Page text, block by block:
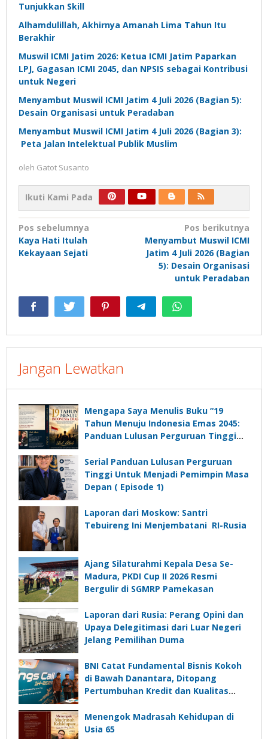
Tunjukkan Skill
Alhamdulillah, Akhirnya Amanah Lima Tahun Itu
Berakhir
Muswil ICMI Jatim 2026: Ketua ICMI Jatim Paparkan
LPJ, Gagasan ICMI 2045, dan NPSIS sebagai Kontribusi
untuk Negeri
Menyambut Muswil ICMI Jatim 4 Juli 2026 (Bagian 5):
Desain Organisasi untuk Peradaban
Menyambut Muswil ICMI Jatim 4 Juli 2026 (Bagian 3):
Peta Jalan Intelektual Publik Muslim
oleh Gatot Susanto
Ikuti Kami Pada
Navigasi
pos
Pos sebelumnya
Kaya Hati Itulah
Kekayaan Sejati
Pos berikutnya
Menyambut Muswil ICMI
Jatim 4 Juli 2026 (Bagian
5): Desain Organisasi
untuk Peradaban
Jangan Lewatkan
Mengapa Saya Menulis Buku “19
Tahun Menuju Indonesia Emas 2045:
Panduan Lulusan Perguruan Tinggi
Depan”?
Serial Panduan Lulusan Perguruan
Tinggi Untuk Menjadi Pemimpin Masa
Depan ( Episode 1)
Laporan dari Moskow: Santri
Tebuireng Ini Menjembatani RI-Rusia
Ajang Silaturahmi Kepala Desa Se-
Madura, PKDI Cup II 2026 Resmi
Bergulir di SGMRP Pamekasan
Laporan dari Rusia: Perang Opini dan
Upaya Delegitimasi dari Luar Negeri
Jelang Pemilihan Duma
BNI Catat Fundamental Bisnis Kokoh
di Bawah Danantara, Ditopang
Pertumbuhan Kredit dan Kualitas
Menengok Madrasah Kehidupan di
Usia 65